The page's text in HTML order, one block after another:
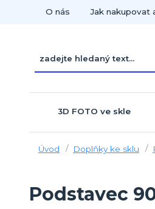
O nás Jak nakupovat
3D FOTO ve skle
Úvod Doplňky ke sklu
Podstavec